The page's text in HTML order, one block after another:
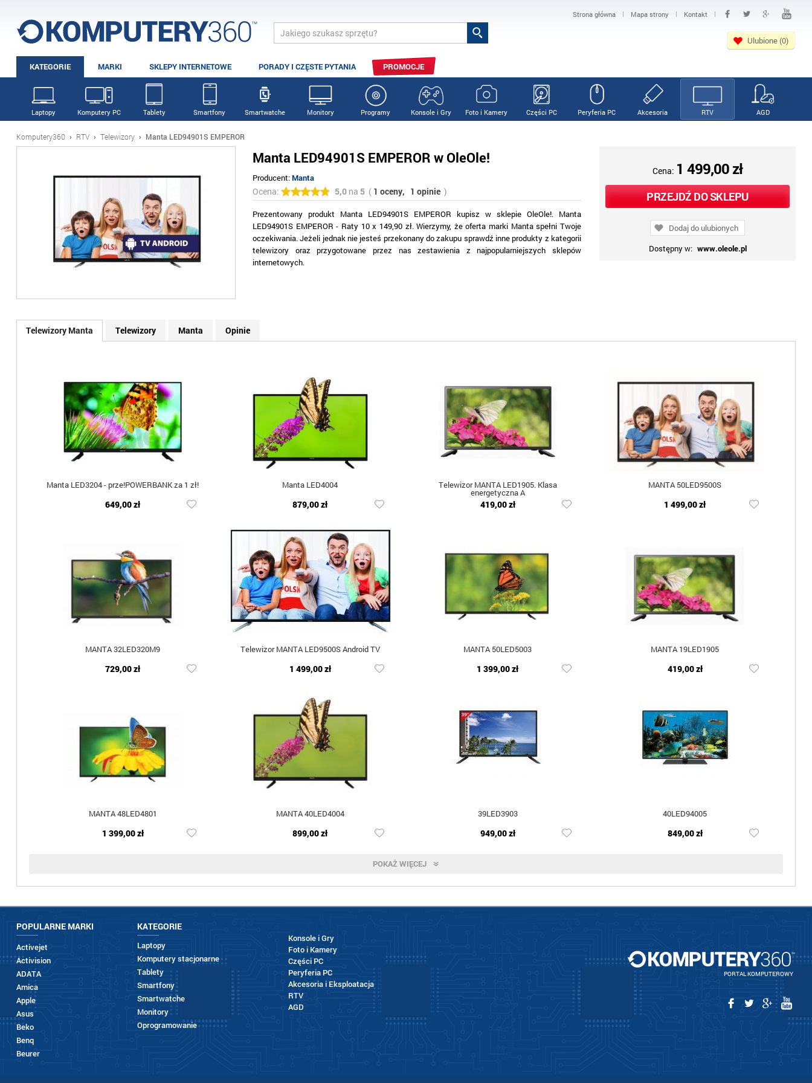
Strona główna | Mapa strony | Kontakt |
Ulubione (0)
KATEGORIE MARKI SKLEPY INTERNETOWE PORADY I CZĘSTE PYTANIA PROMOCJE
Laptopy Komputery PC Tablety Smartfony Smartwatche Monitory Programy Konsole i Gry Foto i Kamery Części PC Peryferia PC Akcesoria RTV AGD
Komputery360 › RTV › Telewizory › Manta LED94901S EMPEROR
Manta LED94901S EMPEROR w OleOle!
Producent:Manta
Ocena: 5,0 na 5 ( 1 oceny, 1 opinie )
Prezentowany produkt Manta LED94901S EMPEROR kupisz w sklepie OleOle!. Manta
LED94901S EMPEROR - Raty 10 x 149,90 zł. Wierzymy, że oferta marki Manta spełni Twoje
oczekiwania. Jeżeli jednak nie jesteś przekonany do zakupu sprawdź inne produkty z kategorii
telewizory oraz przygotowane przez nas zestawienia z najpopularniejszych sklepów
internetowych.
Cena: 1 499,00 zł
PRZEJDŹ DO SKLEPU
Dodaj do ulubionych
Dostępny w: www.oleole.pl
Telewizory Manta Telewizory Manta Opinie
Manta LED3204 - prze!POWERBANK za 1 zł!
649,00 zł
Manta LED4004
879,00 zł
Telewizor MANTA LED1905. Klasa
energetyczna A
419,00 zł
MANTA 50LED9500S
1 499,00 zł
MANTA 32LED320M9
729,00 zł
Telewizor MANTA LED9500S Android TV
1 499,00 zł
MANTA 50LED5003
1 399,00 zł
MANTA 19LED1905
419,00 zł
MANTA 48LED4801
1 399,00 zł
MANTA 40LED4004
899,00 zł
39LED3903
949,00 zł
40LED94005
849,00 zł
POKAŻ WIĘCEJ
POPULARNE MARKI
Activejet
Activision
ADATA
Amica
Apple
Asus
Beko
Benq
Beurer
KATEGORIE
Laptopy
Komputery stacjonarne
Tablety
Smartfony
Smartwatche
Monitory
Oprogramowanie
Konsole i Gry
Foto i Kamery
Części PC
Peryferia PC
Akcesoria i Eksploatacja
RTV
AGD
PORTAL KOMPUTEROWY